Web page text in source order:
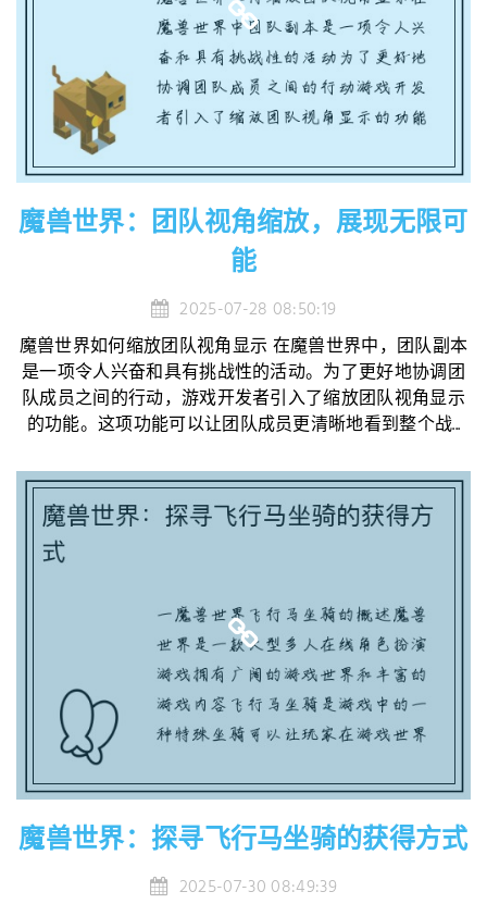
魔兽世界：团队视角缩放，展现无限可
能
2025-07-28 08:50:19
魔兽世界如何缩放团队视角显示 在魔兽世界中，团队副本
是一项令人兴奋和具有挑战性的活动。为了更好地协调团
队成员之间的行动，游戏开发者引入了缩放团队视角显示
的功能。这项功能可以让团队成员更清晰地看到整个战...
魔兽世界：探寻飞行马坐骑的获得方式
2025-07-30 08:49:39